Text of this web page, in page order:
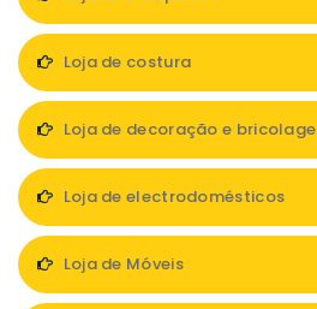
Loja de costura
Loja de decoração e bricolage
Loja de electrodomésticos
Loja de Móveis